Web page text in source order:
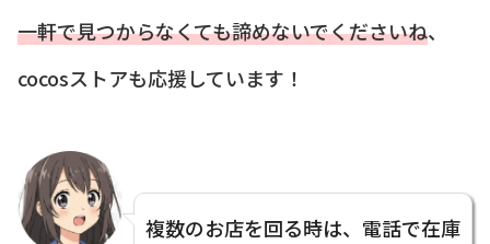
一軒で見つからなくても諦めないでくださいね、
cocosストアも応援しています！
複数のお店を回る時は、電話で在庫